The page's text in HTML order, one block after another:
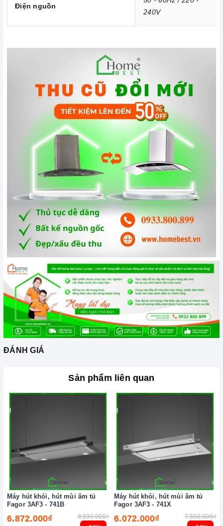
Đội ngũ tư vấn viên,
nhân viên và kỹ thuật viên chuyên nghiệp, tận tâm sẽ đồng
Đến với Home Best, chúng tôi tự hào cung cấp đến khách hàng
đa dạng các dòng
máy hút khói FAGORnổi tiếng, cam kết về
chất lượng và nguồn gốc sản phẩm chính hãng. Chúng tôi tự
tin mang đến cho quý khách hàng dịch vụ chăm sóc khách
hàng tận tâm và chính sách bảo hành, hậu mãi chuyên nghiệp
nhất.
Xem thêm tại đây: Home Best Care - Trung tâm bảo trì, sửa
chữa thiết bị nhà bếp cao cấp
Điện nguồn
240V
ĐÁNH GIÁ
Sản phẩm liên quan
Máy hút khói, hút mùi âm tủ
Fagor 3AF3 - 741B
6.872.000₫ 8.590.000₫
Máy hút khói, hút mùi âm tủ
Fagor 3AF3 - 741X
6.072.000₫ 7.590.000₫